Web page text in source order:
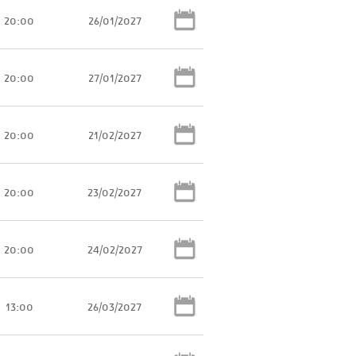
26/01/2027
20:00
27/01/2027
20:00
21/02/2027
20:00
23/02/2027
20:00
24/02/2027
20:00
26/03/2027
13:00